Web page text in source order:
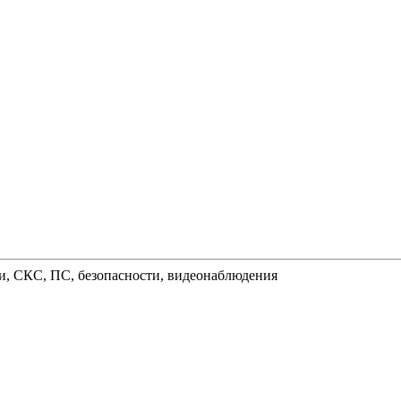
СКС, ПС, безопасности, видеонаблюдения